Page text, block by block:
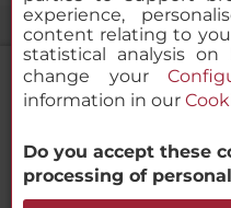
NH Collection
© 2000-2026 MINOR HOTELS
120. 28003
experience,
content relating to
statistical analysis on
change your
information in our
Do you accept these
processing of